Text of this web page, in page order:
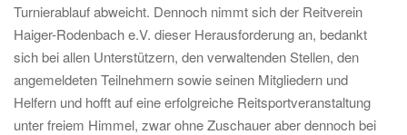
Turnierablauf abweicht. Dennoch nimmt sich der Reitverein
Haiger-Rodenbach e.V. dieser Herausforderung an, bedankt
sich bei allen Unterstützern, den verwaltenden Stellen, den
angemeldeten Teilnehmern sowie seinen Mitgliedern und
Helfern und hofft auf eine erfolgreiche Reitsportveranstaltung
unter freiem Himmel, zwar ohne Zuschauer aber dennoch bei